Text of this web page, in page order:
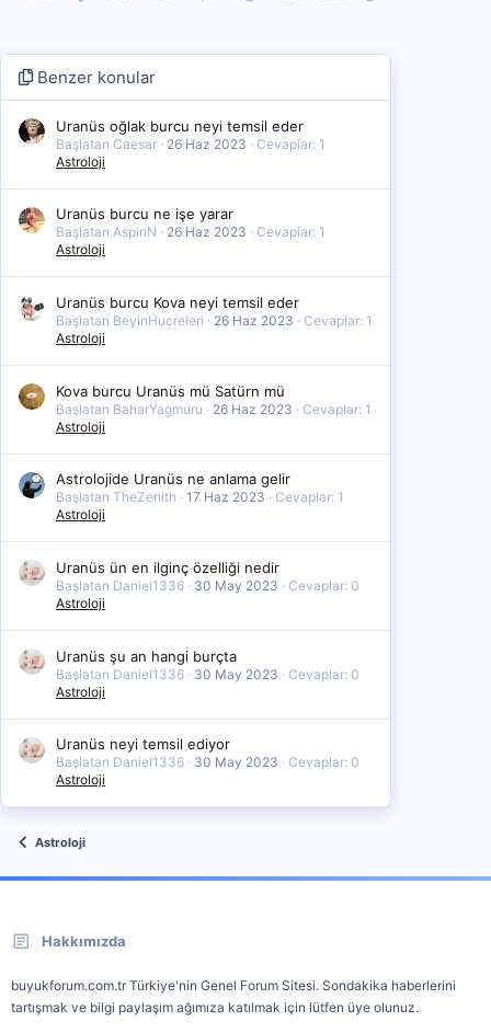
Benzer konular
Uranüs oğlak burcu neyi temsil eder
Başlatan Caesar 26 Haz 2023
Cevaplar: 1
Astroloji
Uranüs burcu ne işe yarar
Başlatan AspiriN 26 Haz 2023
Cevaplar: 1
Astroloji
Uranüs burcu Kova neyi temsil eder
Başlatan BeyinHucreleri 26 Haz 2023
Cevaplar: 1
Astroloji
Kova burcu Uranüs mü Satürn mü
Başlatan BaharYagmuru 26 Haz 2023
Cevaplar: 1
Astroloji
Astrolojide Uranüs ne anlama gelir
Başlatan TheZenith 17 Haz 2023
Cevaplar: 1
Astroloji
Uranüs ün en ilginç özelliği nedir
Başlatan Daniel1336 30 May 2023
Cevaplar: 0
Astroloji
Uranüs şu an hangi burçta
Başlatan Daniel1336 30 May 2023
Cevaplar: 0
Astroloji
Uranüs neyi temsil ediyor
Başlatan Daniel1336 30 May 2023
Cevaplar: 0
Astroloji
Astroloji
Hakkımızda
buyukforum.com.tr Türkiye'nin Genel Forum Sitesi. Sondakika haberlerini
tartışmak ve bilgi paylaşım ağımıza katılmak için lütfen üye olunuz.